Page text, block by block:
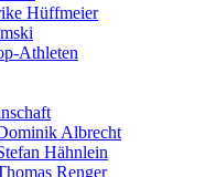
Hüffmeier
Athleten
Albrecht
Hähnlein
Renger